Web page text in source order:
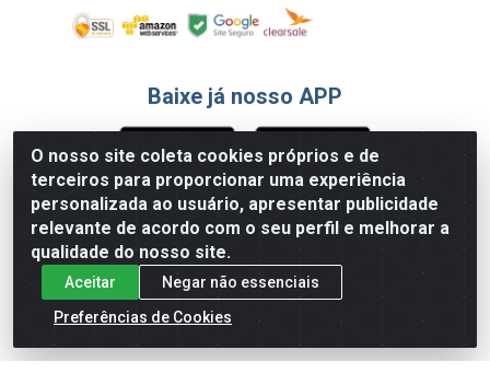
O nosso site coleta cookies próprios e de
terceiros para proporcionar uma experiência
personalizada ao usuário, apresentar publicidade
relevante de acordo com o seu perfil e melhorar a
qualidade do nosso site.
Aceitar
Negar não essenciais
Preferências de Cookies
Baixe já nosso APP
Formas de Pagamento